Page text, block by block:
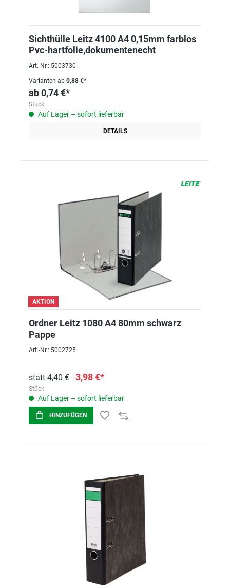
Sichthülle Leitz 4100 A4 0,15mm farblos
Pvc-hartfolie,dokumentenecht
Art.-Nr.: 5003730
Varianten ab 0,88 €*
ab0,74 €*
Stück
Auf Lager – sofort lieferbar
DETAILS
AKTION
Ordner Leitz 1080 A4 80mm schwarz
Pappe
Art.-Nr.: 5002725
statt 4,40 € 3,98 €*
Stück
Auf Lager – sofort lieferbar
HINZUFÜGEN